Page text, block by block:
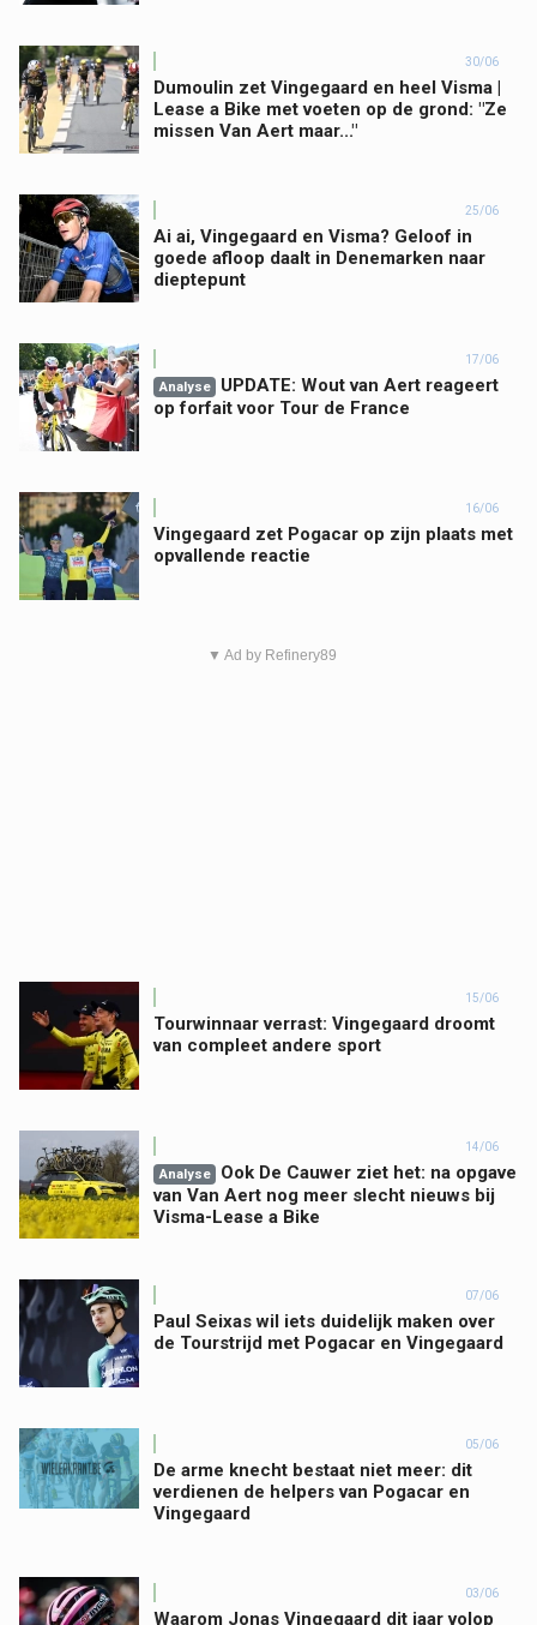
30/06
Dumoulin zet Vingegaard en heel Visma |
Lease a Bike met voeten op de grond: "Ze
missen Van Aert maar..."
25/06
Ai ai, Vingegaard en Visma? Geloof in
goede afloop daalt in Denemarken naar
dieptepunt
17/06
Analyse
UPDATE: Wout van Aert reageert
op forfait voor Tour de France
16/06
Vingegaard zet Pogacar op zijn plaats met
opvallende reactie
▼ Ad by Refinery89
15/06
Tourwinnaar verrast: Vingegaard droomt
van compleet andere sport
14/06
Analyse
Ook De Cauwer ziet het: na opgave
van Van Aert nog meer slecht nieuws bij
Visma-Lease a Bike
07/06
Paul Seixas wil iets duidelijk maken over
de Tourstrijd met Pogacar en Vingegaard
05/06
De arme knecht bestaat niet meer: dit
verdienen de helpers van Pogacar en
Vingegaard
03/06
Waarom Jonas Vingegaard dit jaar volop